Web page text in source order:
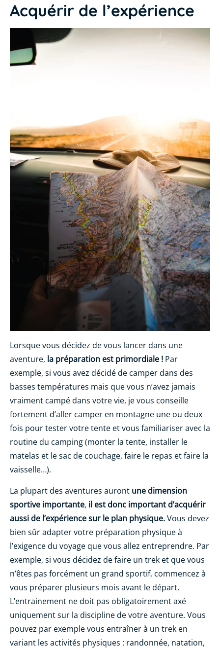
Acquérir de l’expérience
Lorsque vous décidez de vous lancer dans une
aventure, la préparation est primordiale ! Par
exemple, si vous avez décidé de camper dans des
basses températures mais que vous n’avez jamais
vraiment campé dans votre vie, je vous conseille
fortement d’aller camper en montagne une ou deux
fois pour tester votre tente et vous familiariser avec la
routine du camping (monter la tente, installer le
matelas et le sac de couchage, faire le repas et faire la
vaisselle…).
La plupart des aventures auront une dimension
sportive importante, il est donc important d’acquérir
aussi de l’expérience sur le plan physique.Vous devez
bien sûr adapter votre préparation physique à
l’exigence du voyage que vous allez entreprendre. Par
exemple, si vous décidez de faire un trek et que vous
n’êtes pas forcément un grand sportif, commencez à
vous préparer plusieurs mois avant le départ.
L’entrainement ne doit pas obligatoirement axé
uniquement sur la discipline de votre aventure. Vous
pouvez par exemple vous entraîner à un trek en
variant les activités physiques : randonnée, natation,